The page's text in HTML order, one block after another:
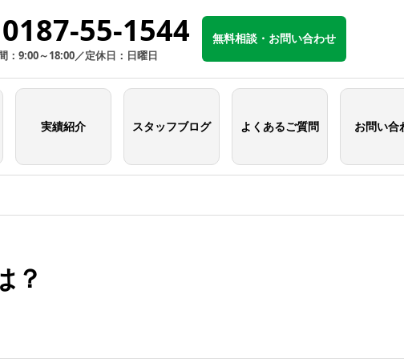
0187-55-1544
：9:00～18:00／定休日：日曜日
無料相談・お問い合わせ
実績紹介 スタッフブログ よくあるご質問 お問い合
？